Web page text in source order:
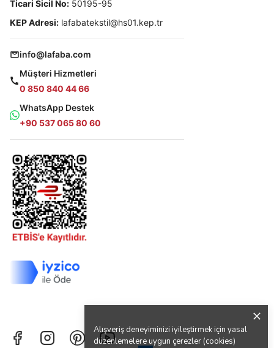
Alışveriş deneyiminizi iyileştirmek için yasal
düzenlemelere uygun çerezler (cookies)
Ticari Sicil No: 50195-95
KEP Adresi: lafabatekstil@hs01.kep.tr
info@lafaba.com
Müşteri Hizmetleri
0 850 840 44 66
WhatsApp Destek
+90 537 065 80 60